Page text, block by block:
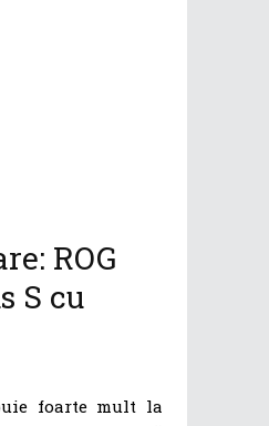
ROG
S cu
foarte mult la